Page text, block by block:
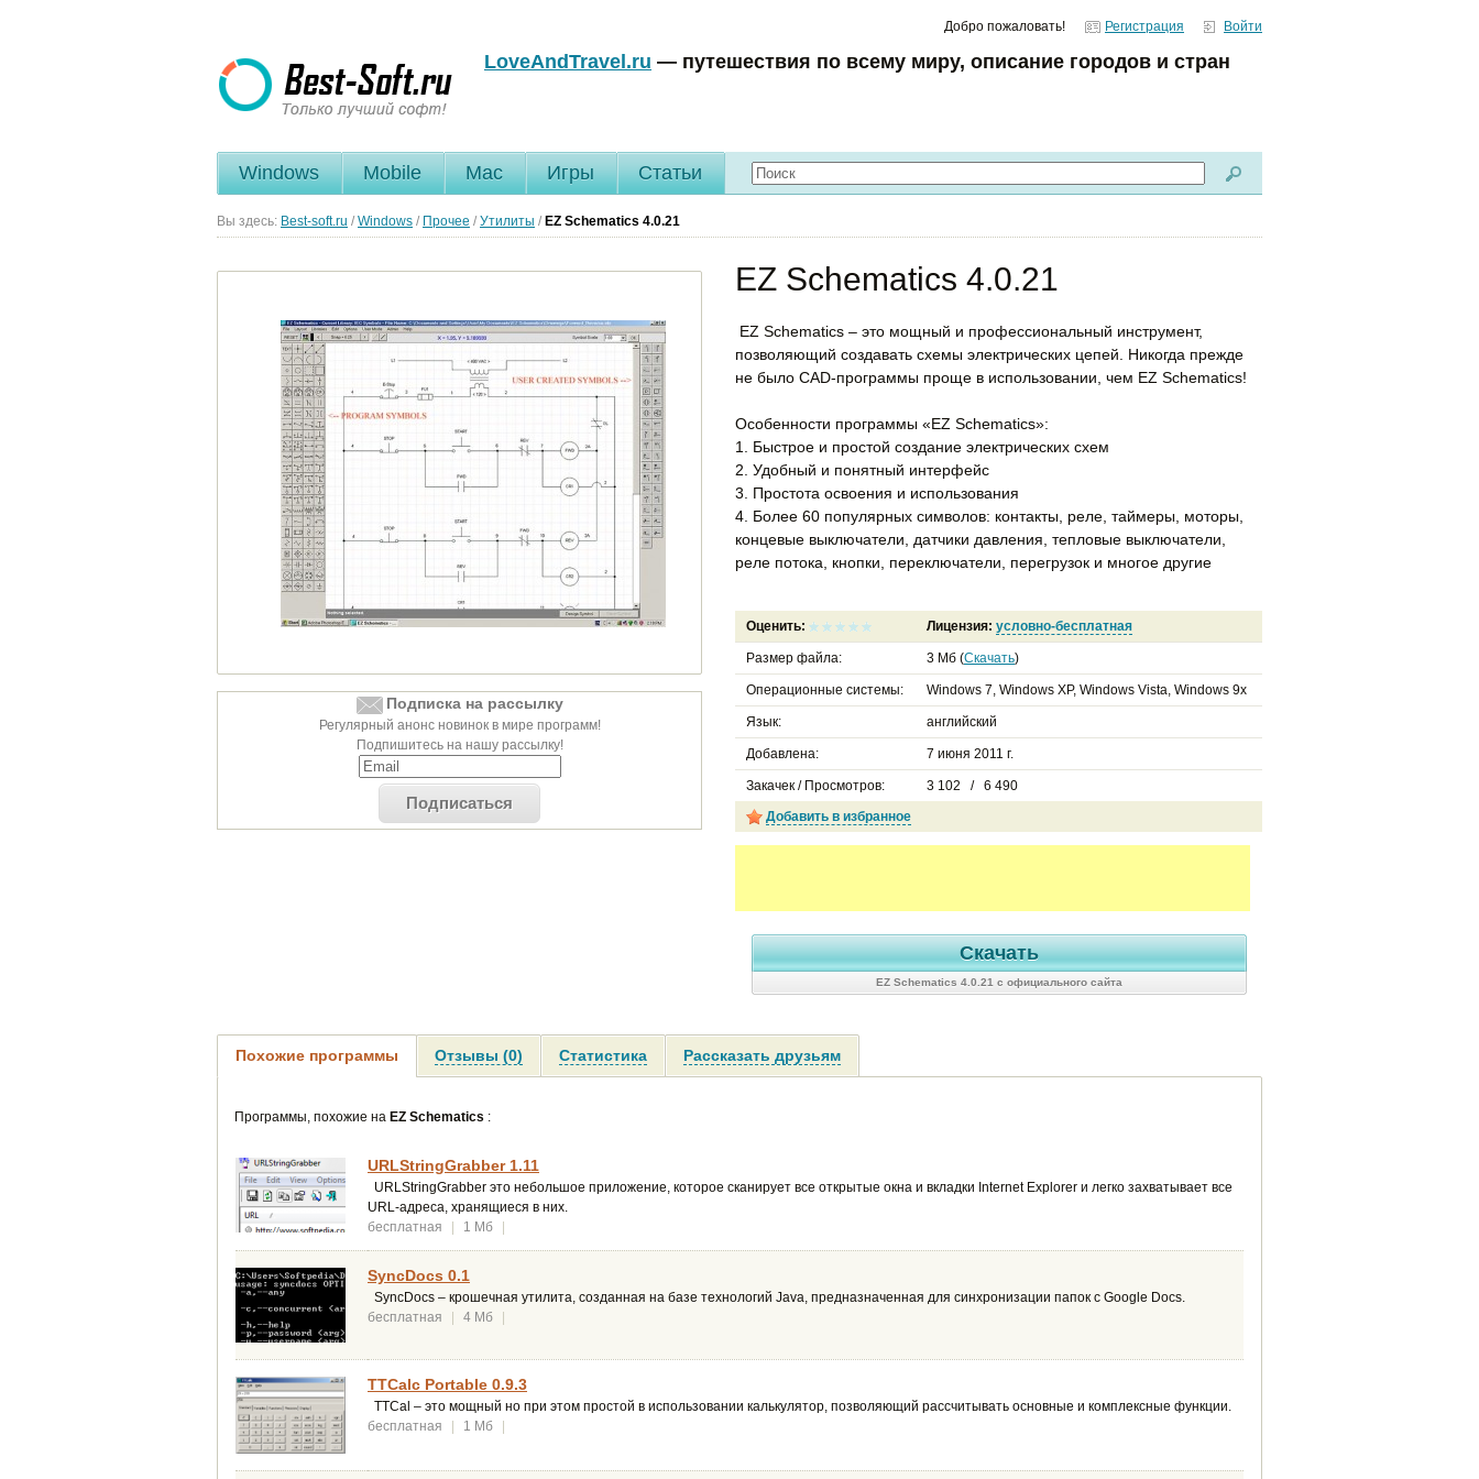
Добро пожаловать! Регистрация Войти
LoveAndTravel.ru — путешествия по всему миру, описание городов и стран
Windows Mobile Mac Игры Статьи
Вы здесь: Best-soft.ru / Windows / Прочее / Утилиты / EZ Schematics 4.0.21
Подписка на рассылку
Регулярный анонс новинок в мире программ!
Подпишитесь на нашу рассылку!
Подписаться
EZ Schematics 4.0.21
EZ Schematics – это мощный и профессиональный инструмент,
позволяющий создавать схемы электрических цепей. Никогда прежде
не было CAD-программы проще в использовании, чем EZ Schematics!
Особенности программы «EZ Schematics»:
1. Быстрое и простой создание электрических схем
2. Удобный и понятный интерфейс
3. Простота освоения и использования
4. Более 60 популярных символов: контакты, реле, таймеры, моторы,
концевые выключатели, датчики давления, тепловые выключатели,
реле потока, кнопки, переключатели, перегрузок и многое другие
Оценить: Лицензия: условно-бесплатная
Размер файла: 3 Мб (Скачать)
Операционные системы: Windows 7, Windows XP, Windows Vista, Windows 9x
Язык: английский
Добавлена: 7 июня 2011 г.
Закачек / Просмотров:
3 102 / 6 490
Добавить в избранное
Скачать
EZ Schematics 4.0.21 с официального сайта
Похожие программы Отзывы (0) Статистика Рассказать друзьям
Программы, похожие на EZ Schematics :
URLStringGrabber 1.11
URLStringGrabber это небольшое приложение, которое сканирует все открытые окна и вкладки Internet Explorer и легко захватывает все
URL-адреса, хранящиеся в них.
бесплатная
| 1 Мб |
SyncDocs 0.1
SyncDocs – крошечная утилита, созданная на базе технологий Java, предназначенная для синхронизации папок с Google Docs.
бесплатная
| 4 Мб |
TTCalc Portable 0.9.3
TTCal – это мощный но при этом простой в использовании калькулятор, позволяющий рассчитывать основные и комплексные функции.
бесплатная
| 1 Мб |